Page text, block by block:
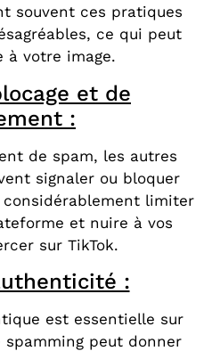
souvent ces pratiques
ce qui peut
à votre image.
et de
:
de spam, les autres
signaler ou bloquer
limiter
et nuire à vos
sur TikTok.
:
est essentielle sur
spamming peut donner